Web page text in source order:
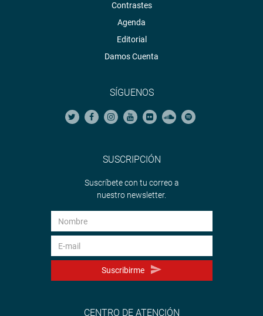
Contrastes
Agenda
Editorial
Damos Cuenta
SÍGUENOS
SUSCRIPCIÓN
Suscríbete con tu correo a
nuestro newsletter.
Suscribirme
CENTRO DE ATENCIÓN